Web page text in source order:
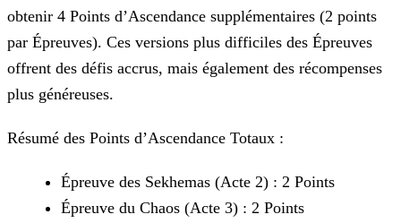
obtenir 4 Points d’Ascendance supplémentaires (2 points
par Épreuves). Ces versions plus difficiles des Épreuves
offrent des défis accrus, mais également des récompenses
plus généreuses.
Résumé des Points d’Ascendance Totaux :
Épreuve des Sekhemas (Acte 2) : 2 Points
Épreuve du Chaos (Acte 3) : 2 Points